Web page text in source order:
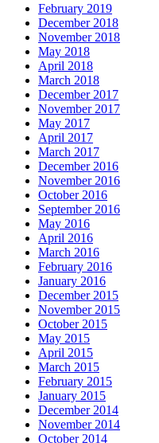
February 2019
December 2018
November 2018
May 2018
April 2018
March 2018
December 2017
November 2017
May 2017
April 2017
March 2017
December 2016
November 2016
October 2016
September 2016
May 2016
April 2016
March 2016
February 2016
January 2016
December 2015
November 2015
October 2015
May 2015
April 2015
March 2015
February 2015
January 2015
December 2014
November 2014
October 2014